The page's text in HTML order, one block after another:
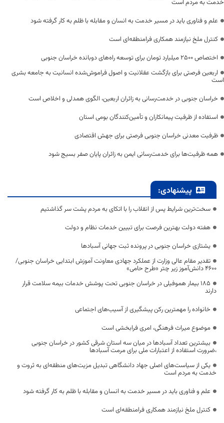
خدمت به مردم است
علم و فناوری باید در مسیر خدمت به انسان و مقابله با ظلم به کار گرفته شود
کنترل ملخ نیازمند همکاری فرامنطقه‌ای است
اختصاص 2500 میلیارد تومان برای توسعه راه‌های دوبانده خراسان جنوبی
اربعین فرصتی برای بازگشت عقلانیت و اصول فراموش‌شده انسانیت به جامعه بشری
است
خراسان جنوبی در خدمت‌رسانی به زائران اربعین، الگوی همدلی و اخلاص است
استفاده از ظرفیت پیمانکاران و تأمین‌کنندگان بومی استان
ظرفیت معدنی خراسان جنوبی فرصتی برای جهش اقتصادی
همه ظرفیت‌ها برای خدمت‌رسانی ایمن به زائران پایان صفر بسیج شود
پیشنهادی:
سخت‌ترین شرایط پس از انقلاب را با اتکای به مردم پشت سر گذاشتیم
هفته دولت بهترین فرصت برای تبیین خدمات نظام و دولت
یشتازی خراسان جنوبی در پرونده ثبت جهانی آسبادها
تقدیر مقام عالی وزارت از عملکرد جهادی معاونت آموزش ابتدایی خراسان جنوبی/
۴۶۰۰ دانش‌آموز زیر چتر «طرح حامی»
۱۸۵ بیمار هموفیلی در خراسان جنوبی تحت پوشش خدمات بیمه سلامت قرار
دارند
خانواده را مهمترین رکن پیشگیری از آسیب‌های اجتماعی
موضوع میراث فرهنگی، امری فرابخشی است
بیشترین تعداد آسبادها در میان سه استان شرقی کشور در خراسان جنوبی
،ضرورت استفاده از اعتبارات ملی برای مرمت آسبادها
یکی از سیاست‌های اصلی جهاد دانشگاهی تبدیل مزیت‌های منطقه‌ای به ثروت و
خدمت به مردم است
علم و فناوری باید در مسیر خدمت به انسان و مقابله با ظلم به کار گرفته شود
کنترل ملخ نیازمند همکاری فرامنطقه‌ای است